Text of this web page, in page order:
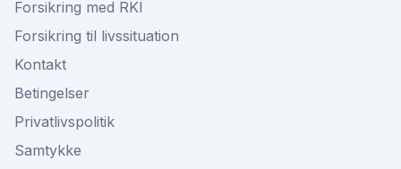
Forsikring med RKI
Forsikring til livssituation
Kontakt
Betingelser
Privatlivspolitik
Samtykke